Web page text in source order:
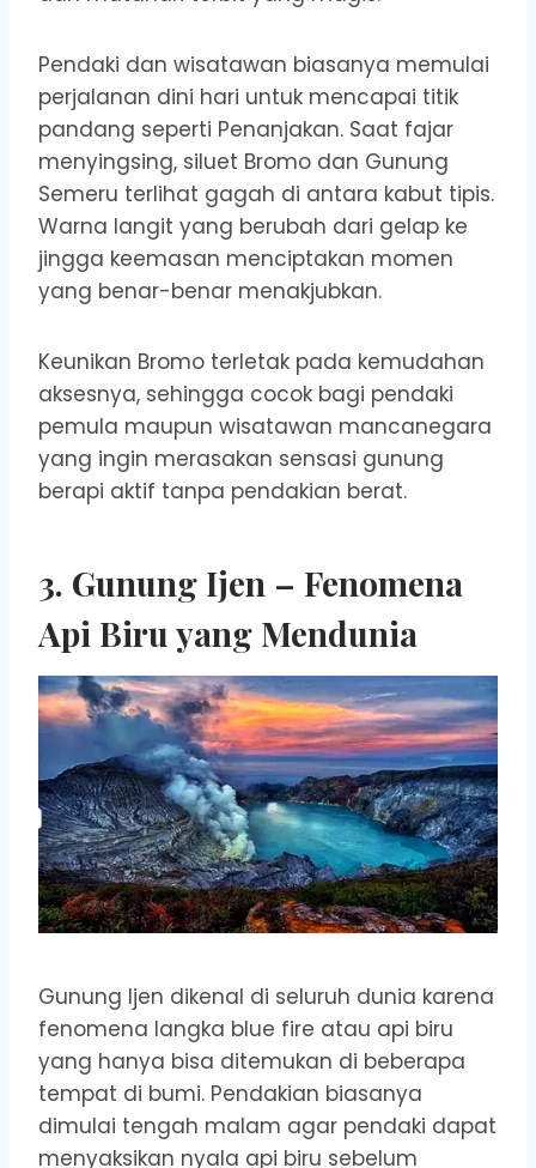
Pendaki dan wisatawan biasanya memulai
perjalanan dini hari untuk mencapai titik
pandang seperti Penanjakan. Saat fajar
menyingsing, siluet Bromo dan Gunung
Semeru terlihat gagah di antara kabut tipis.
Warna langit yang berubah dari gelap ke
jingga keemasan menciptakan momen
yang benar-benar menakjubkan.
Keunikan Bromo terletak pada kemudahan
aksesnya, sehingga cocok bagi pendaki
pemula maupun wisatawan mancanegara
yang ingin merasakan sensasi gunung
berapi aktif tanpa pendakian berat.
3. Gunung Ijen – Fenomena
Api Biru yang Mendunia
Gunung Ijen dikenal di seluruh dunia karena
fenomena langka blue fire atau api biru
yang hanya bisa ditemukan di beberapa
tempat di bumi. Pendakian biasanya
dimulai tengah malam agar pendaki dapat
menyaksikan nyala api biru sebelum